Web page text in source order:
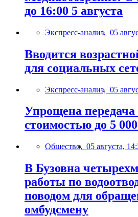
до 16:00 5 августа
Экспресс-анализ, 05
Вводится
для социальных
Экспресс-анализ, 05
Упрощена передача
стоимостью до 5
Общество, 05 августа,
В Бузовна
работы по
поводом для
омбудсмену